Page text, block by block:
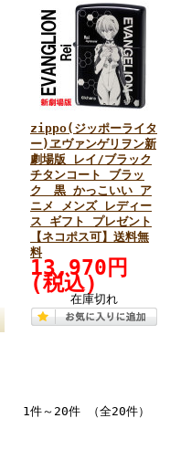
zippo(ジッポーライタ
ー)ヱヴァンゲリヲン新
劇場版 レイ/ブラック
チタンコート ブラッ
ク 黒 かっこいい ア
ニメ メンズ レディー
ス ギフト プレゼント
【ネコポス可】送料無
料
13,970円
(税込)
在庫切れ
1件～20件 （全20件）